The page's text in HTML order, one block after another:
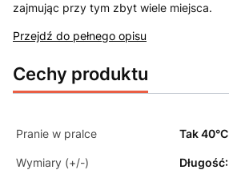
zajmując przy tym zbyt wiele miejsca.
Przejdź do pełnego opisu
Cechy produktu
Pranie w pralce Tak 40°C
Wymiary (+/-)